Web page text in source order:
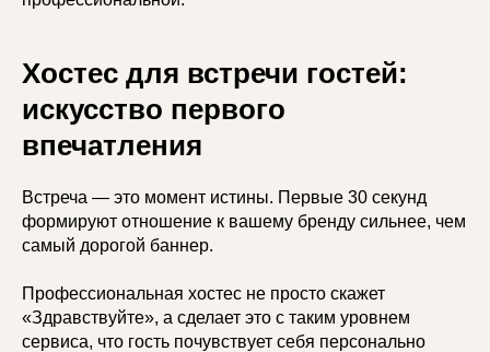
Хостес для встречи гостей:
искусство первого
впечатления
Встреча — это момент истины. Первые 30 секунд
формируют отношение к вашему бренду сильнее, чем
самый дорогой баннер.
Профессиональная хостес не просто скажет
«Здравствуйте», а сделает это с таким уровнем
сервиса, что гость почувствует себя персонально